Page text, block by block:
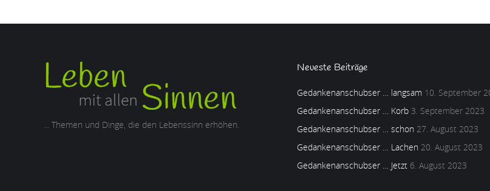
... Themen und Dinge, die den Lebenssinn erhöhen.
Neueste Beiträge
Gedankenanschubser … langsam 10. September
Gedankenanschubser … Korb 3. September 2023
Gedankenanschubser … schon 27. August 2023
Gedankenanschubser … Lachen 20. August 2023
Gedankenanschubser … Jetzt 6. August 2023